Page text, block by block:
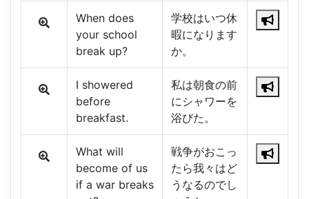
When does
your school
break up?
学校はいつ休
暇になります
か。
I showered
before
breakfast.
私は朝食の前
にシャワーを
浴びた。
What will
become of us
if a war breaks
戦争がおこっ
たら我々はど
うなるのでし